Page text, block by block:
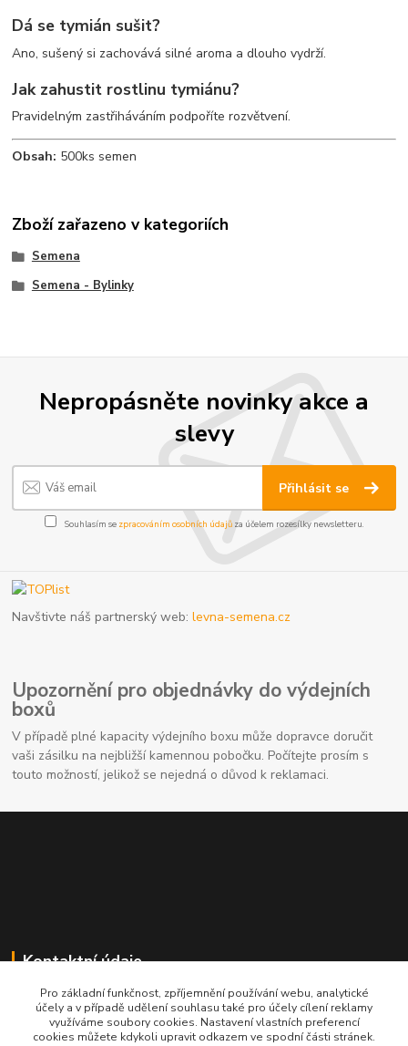
Dá se tymián sušit?
Ano, sušený si zachovává silné aroma a dlouho vydrží.
Jak zahustit rostlinu tymiánu?
Pravidelným zastřiháváním podpoříte rozvětvení.
Obsah: 500ks semen
Zboží zařazeno v kategoriích
Semena
Semena - Bylinky
Nepropásněte novinky akce a
slevy
Přihlásit se
Souhlasím se zpracováním osobních údajůza účelem rozesílky newsletteru.
Navštivte náš partnerský web:levna-semena.cz
Upozornění pro objednávky do výdejních
boxů
V případě plné kapacity výdejního boxu může dopravce doručit
vaši zásilku na nejbližší kamennou pobočku. Počítejte prosím s
touto možností, jelikož se nejedná o důvod k reklamaci.
Kontaktní údaje
704691325
info@rostliny-prozdravi.cz
Pro základní funkčnost, zpříjemnění používání webu, analytické
účely a v případě udělení souhlasu také pro účely cílení reklamy
využíváme soubory cookies. Nastavení vlastních preferencí
cookies můžete kdykoli upravit odkazem ve spodní části stránek.